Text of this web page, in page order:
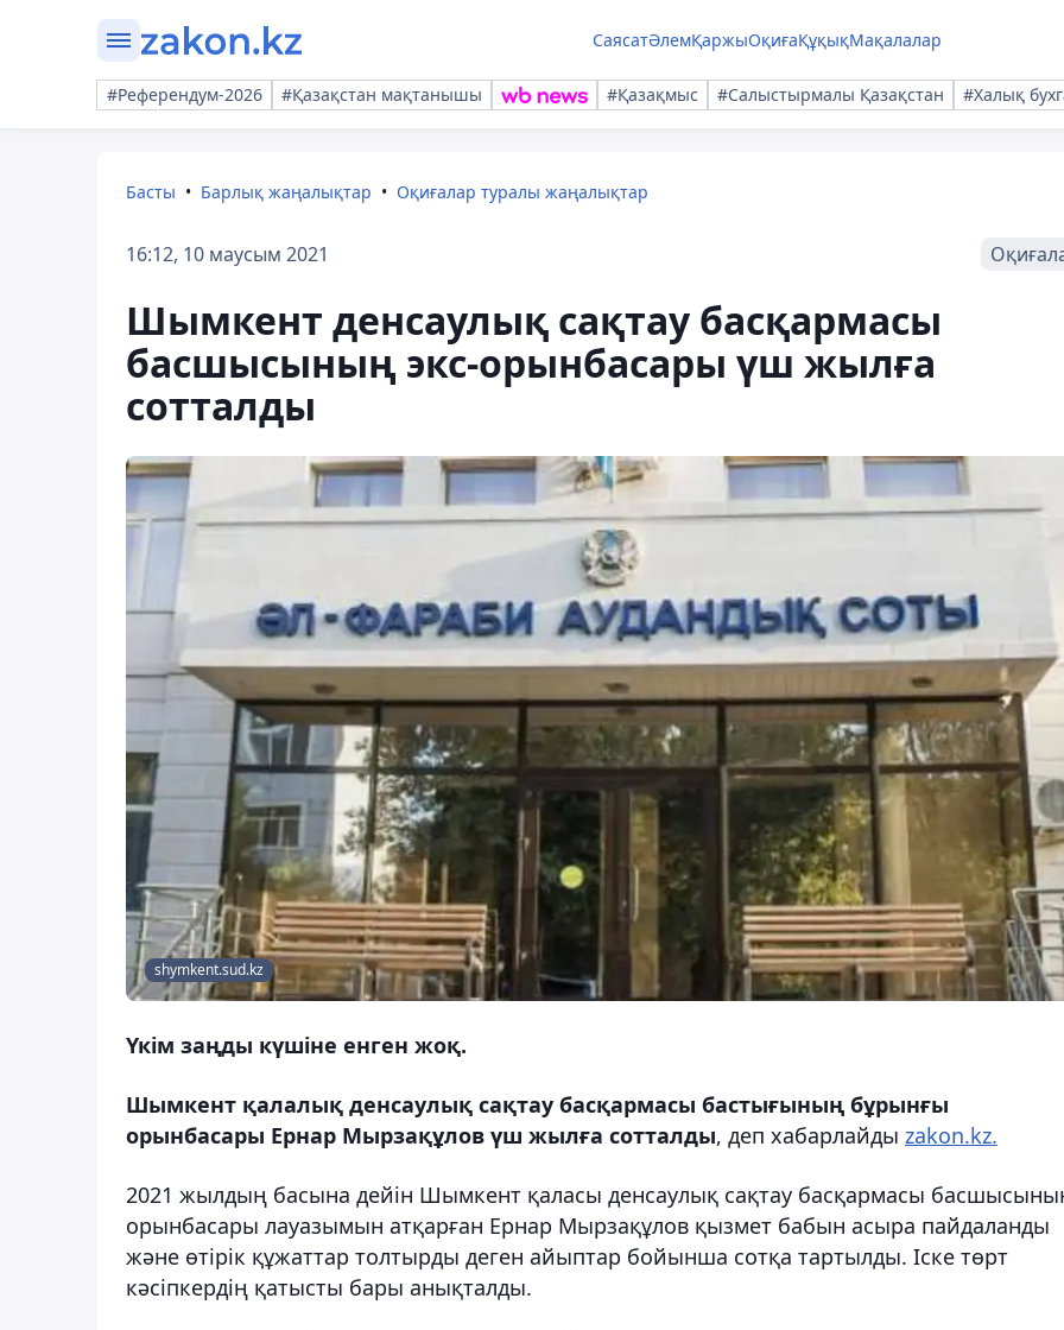
СаясатӘлемҚаржыОқиғаҚұқықМақалалар
#Референдум-2026 #Қазақстан мақтанышы #Қазақмыс #Салыстырмалы Қазақстан #Халық
Басты Барлық жаңалықтар Оқиғалар туралы жаңалықтар
16:12, 10 маусым 2021
Шымкент денсаулық сақтау басқармасы
басшысының экс-орынбасары үш жылға
сотталды
shymkent.sud.kz
Үкім заңды күшіне енген жоқ.
Шымкент қалалық денсаулық сақтау басқармасы бастығының бұрынғы
орынбасары Ернар Мырзақұлов үш жылға сотталды, деп хабарлайды zakon.kz.
2021 жылдың басына дейін Шымкент қаласы денсаулық сақтау басқармасы
орынбасары лауазымын атқарған Ернар Мырзақұлов қызмет бабын асыра пайдаланды
және өтірік құжаттар толтырды деген айыптар бойынша сотқа тартылды. Іске төрт
кәсіпкердің қатысты бары анықталды.